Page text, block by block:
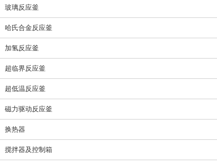
玻璃反应釜
哈氏合金反应釜
加氢反应釜
超临界反应釜
超低温反应釜
磁力驱动反应釜
换热器
搅拌器及控制箱